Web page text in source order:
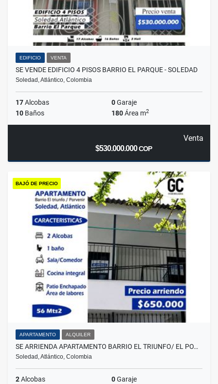
EDIFICIO VENTA
SE VENDE EDIFICIO 4 PISOS BARRIO EL PARQUE - SOLEDAD
Soledad, Atlántico, Colombia
17Alcobas 0Garaje
10 Baños 180Área m2
Venta
$530.000.000COP
BAJÓ DE PRECIO
APARTAMENTO ALQUILER
SE ARRIENDA APARTAMENTO BARRIO EL TRIUNFO/ EL PO…
Soledad, Atlántico, Colombia
2Alcobas 0Garaje